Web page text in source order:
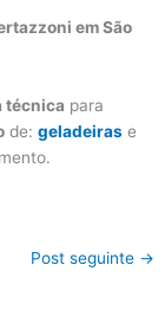
em São
técnica para
de:geladeiras e
Post seguinte →